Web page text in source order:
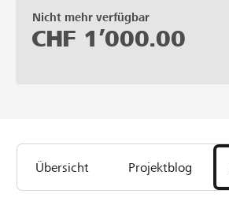
Nicht mehr verfügbar
CHF 1’000.00
Übersicht Projektblog